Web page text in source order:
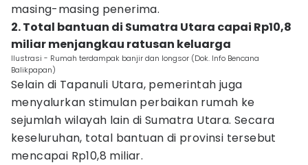
masing-masing penerima.
2. Total bantuan di Sumatra Utara capai Rp10,8
miliar menjangkau ratusan keluarga
Ilustrasi - Rumah terdampak banjir dan longsor (Dok. Info Bencana
Balikpapan)
Selain di Tapanuli Utara, pemerintah juga
menyalurkan stimulan perbaikan rumah ke
sejumlah wilayah lain di Sumatra Utara. Secara
keseluruhan, total bantuan di provinsi tersebut
mencapai Rp10,8 miliar.